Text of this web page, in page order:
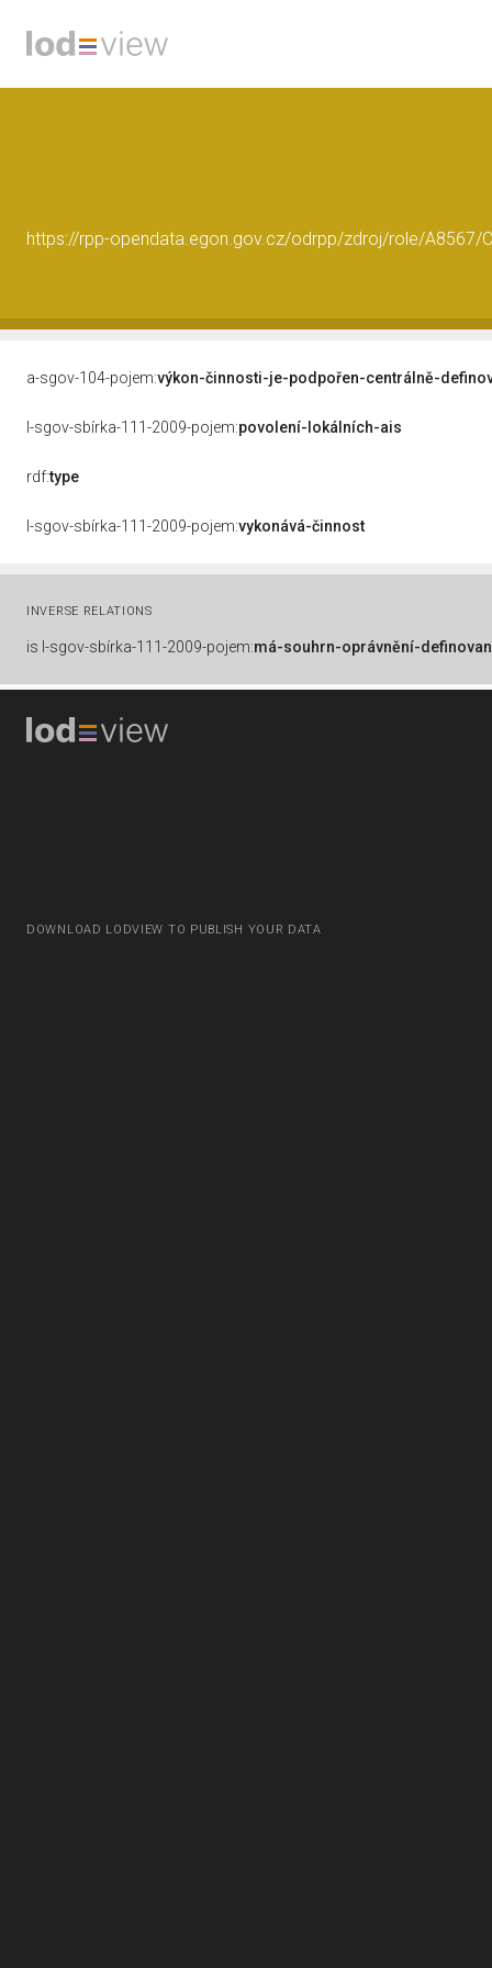
https://rpp-opendata.egon.gov.cz/odrpp/zdroj/role/A8567/
a-sgov-104-pojem:výkon-činnosti-je-podpořen-centrálně-
l-sgov-sbírka-111-2009-pojem:povolení-lokálních-ais
rdf:type
l-sgov-sbírka-111-2009-pojem:vykonává-činnost
INVERSE RELATIONS
is l-sgov-sbírka-111-2009-pojem:má-souhrn-oprávnění-
DOWNLOAD LODVIEW TO PUBLISH YOUR DATA